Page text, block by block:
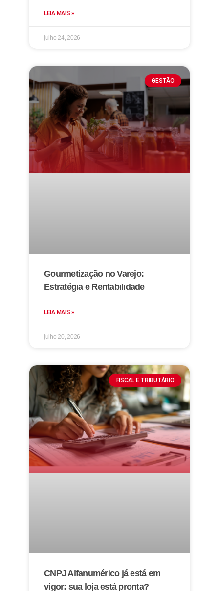
LEIA MAIS »
julho 24, 2026
GESTÃO
Gourmetização no Varejo:
Estratégia e Rentabilidade
LEIA MAIS »
julho 20, 2026
FISCAL E TRIBUTÁRIO
CNPJ Alfanumérico já está em
vigor: sua loja está pronta?